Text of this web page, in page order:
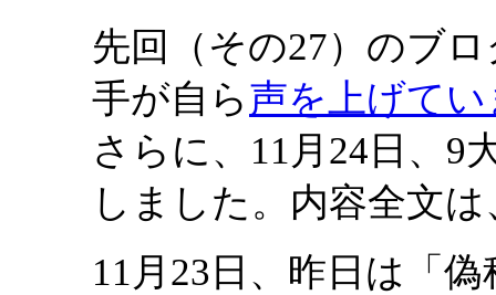
先回（その27）のブ
手が自ら声を上げて
さらに、11月24日、9
しました。内容全文は
11月23日、昨日は「